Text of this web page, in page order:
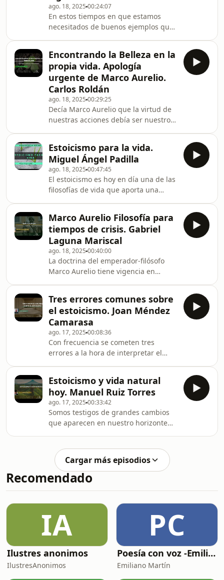
Musonio Rufo, Epícteto, Séneca y
Marco Aurelio, el emperador
filósofo.Sobre Epicteto basa su libro
Massimo Pigliucci, aunque t
ago. 18, 2025 00:24:07
En estos tiempos en que estamos
necesitados de buenos ejemplos que
propongo una mirada a los
gobernantes que tuvieron como
consejeros a los filósofos, o ellos
mismos lo fueron. Me centraré en
unos cuantos ejemplos del mundo
greco romano y algunos más, pues
pretendo animar a que otros se
sumen a esta búsqueda, para poder
Encontrando la Belleza en la
propia vida. Apología
urgente de Marco Aurelio.
Carlos Roldán
ago. 18, 2025 00:29:25
Decía Marco Aurelio que la virtud de
nuestras acciones debía ser nuestro
rentable, sobre todo cuando no es
rentable…) es una fuente
indestructible de alegría interna.
Imaginarnos a Marco Aurelio
escribiendo esas líneas en su tienda
de campaña, «confinado» y rodeado
de peligros extremos nos lleva
también a la contemplación de
Estoicismo para la vida.
Miguel Ángel Padilla
ago. 18, 2025 00:47:45
El estoicismo es hoy en día una de las
filosofías de vida que aporta una
que la vida nos impone.Nacida hace
más de dos mil años sigue siendo una
fuente inagotable de inspiración para
desarrollar valores tales como la
Voluntad, la Resiliencia, la Fortaleza,
la Alegría o la Independencia
personal.El profesor Miguel Ángel
Padilla habla de
Marco Aurelio Filosofía para
tiempos de crisis. Gabriel
Laguna Mariscal
ago. 18, 2025 00:40:00
La doctrina del emperador-filósofo
Marco Aurelio tiene vigencia en
adversidades. La referencia principal
de pensamiento para Marco Aurelio
fue la filosofía estoica, especialmente
el filósofo Epicteto, perteneciente al
estoicismo nuevo. El emperador creía
en un mundo ordenado, regido por la
providencia; en ese conjunto, el
hombre es un
Tres errores comunes sobre
el estoicismo. Joan Méndez
Camarasa
ago. 17, 2025 00:08:36
Con frecuencia se cometen tres
errores a la hora de interpretar el
primero de ellos consiste en
considerar el estoicismo como una
filosofía que invita a la pasividad y a
la resignación. El segundo, asociarla
con el pesimismo y la negatividad. El
tercer error consistiría en considerar
su enseñanza como una invitación a
desterrar d
Estoicismo y vida natural
hoy. Manuel Ruiz Torres
ago. 17, 2025 00:33:42
Somos testigos de grandes cambios
que aparecen en nuestro horizonte
no son fáciles y requieren de las
decisiones individuales. El estoicismo
señala un camino a través del cual el
ser humano puede adoptar un modo
menos consumista, y ambas
características son imprescindibles
para que nue
Cargar más episodios
Recomendado
IA
Ilustres anonimos
IlustresAnonimos
PC
Poesía con voz -Emiliano Martín- Podcasts
Emiliano Martín